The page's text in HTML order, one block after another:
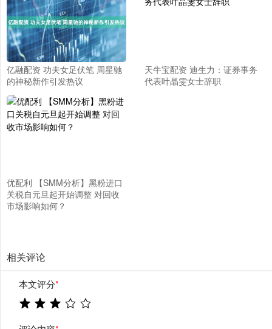
亿融配资 功夫女足伏笔 周星驰
的神秘新作引发热议
天牛宝配资 迪生力：证券事务
代表叶晶雯女士辞职
优配利 【SMM分析】黑粉进口
关税自元旦起开始调整 对回收
市场影响如何？
相关评论
本文评分*